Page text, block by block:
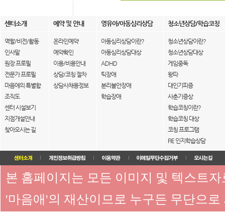
센터소개 예약 및 안내 영유아/아동심리상담 청소년상담/학습코칭
역할/비전/활동
인사말
원장 프로필
전문가 프로필
마음애의 특별함
조직도
센터 시설보기
지점개설안내
찾아오시는 길
온라인예약
예약확인
이용/비용안내
상담/코칭 절차
상담사채용정보
아동심리상담이란?
아동심리상담대상
ADHD
틱장애
분리불안장애
학습장애
청소년상담이란?
청소년상담대상
게임중독
왕따
대인기피증
사춘기증상
학습코칭이란?
학습코칭 대상
코칭 프로그램
FIE 인지학습상담
본 홈페이지는 모든 이미지 및 텍스트
'마음애'의 재산이므로 누구든 무단으